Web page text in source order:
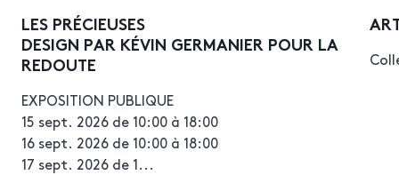
LES PRÉCIEUSES
DESIGN PAR KÉVIN GERMANIER POUR LA
REDOUTE
EXPOSITION PUBLIQUE
15 sept. 2026 de 10:00 à 18:00
16 sept. 2026 de 10:00 à 18:00
17 sept. 2026 de 1...